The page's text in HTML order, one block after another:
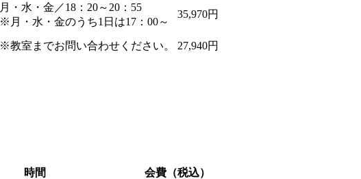
月・水・金／18：20～20：55
※月・水・金のうち1日は17：00～
35,970円
※教室までお問い合わせください。 27,940円
時間 会費（税込）